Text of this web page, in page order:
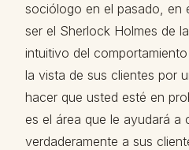
sociólogo en el pasado, en
ser el Sherlock Holmes de
intuitivo del
la vista de sus clientes por
hacer que usted esté en
es el área que le ayudará a
verdaderamente a sus